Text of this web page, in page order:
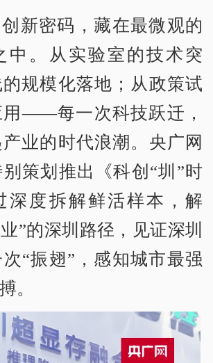
新密码，藏在最微观的
中。从实验室的技术突
规模化落地；从政策试
用——每一次科技跃迁，
业的时代浪潮。央广网
策划推出《科创“圳”时
深度拆解鲜活样本，解
”的深圳路径，见证深圳
“振翅”，感知城市最强
。